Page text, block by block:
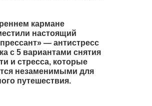
кармане
настоящий
— антистресс
с 5 вариантами снятия
и стресса, которые
незаменимыми для
путешествия.